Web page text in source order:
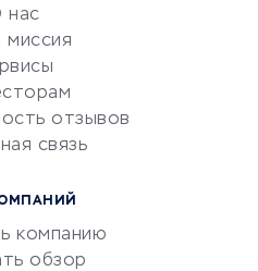
нас
миссия
отзывов
связь
компанию
обзор